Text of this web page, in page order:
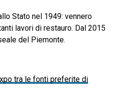
Stato nel 1949: vennero
lavori di restauro. Dal 2015
del Piemonte.
tra le fonti preferite di